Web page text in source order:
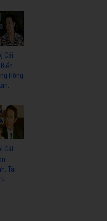
Cải
-
Hồng
Cải
Tài